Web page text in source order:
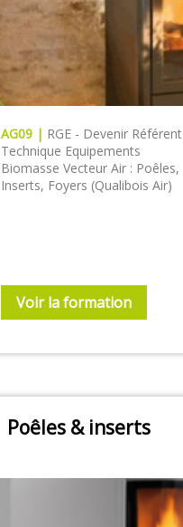
AG09 | RGE - Devenir Référent
Technique Equipements
Biomasse Vecteur Air : Poêles,
Inserts, Foyers (Qualibois Air)
Voir la formation
Poêles & inserts